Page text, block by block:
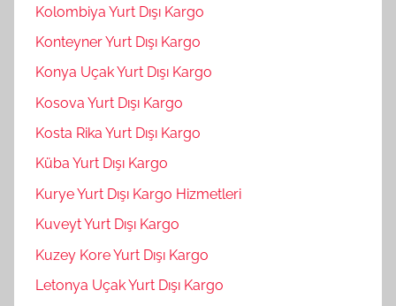
Kolombiya Yurt Dışı Kargo
Konteyner Yurt Dışı Kargo
Konya Uçak Yurt Dışı Kargo
Kosova Yurt Dışı Kargo
Kosta Rika Yurt Dışı Kargo
Küba Yurt Dışı Kargo
Kurye Yurt Dışı Kargo Hizmetleri
Kuveyt Yurt Dışı Kargo
Kuzey Kore Yurt Dışı Kargo
Letonya Uçak Yurt Dışı Kargo